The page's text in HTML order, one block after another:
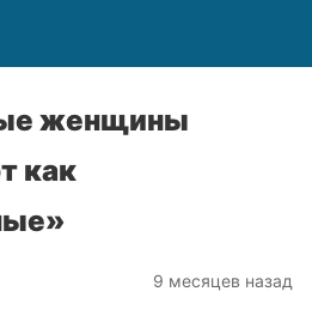
женщины
как
9 месяцев назад